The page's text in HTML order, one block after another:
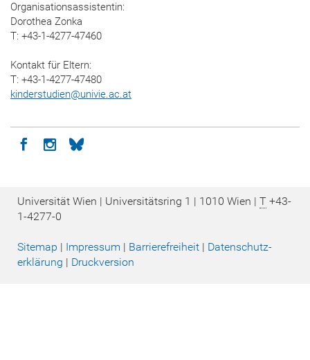
Organisationsassistentin:
Dorothea Zonka
T: +43-1-4277-47460
Kontakt für Eltern:
T: +43-1-4277-47480
kinderstudien@univie.ac.at
Icon facebook
Icon instagram
Icon bluesky
Universität Wien | Universitätsring 1 | 1010 Wien | T +43-
1-4277-0
Sitemap | Impressum | Barrierefreiheit | Datenschutz­
erklärung | Druckversion